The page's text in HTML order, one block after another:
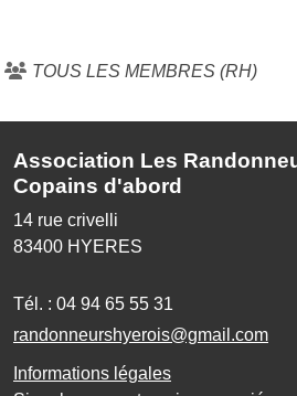
TOUS LES MEMBRES (RH)
Association Les
Copains d'abord
14 rue crivelli
83400 HYERES
Tél. : 04 94 65 55 31
randonneurshyerois@gmail.com
Informations légales